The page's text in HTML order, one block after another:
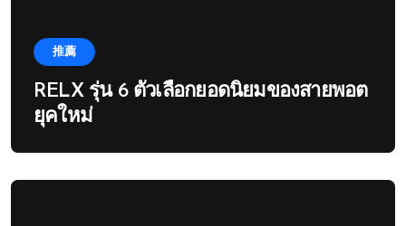
推薦
RELX รุ่น 6 ตัวเลือกยอดนิยมของสายพอต
ยุคใหม่